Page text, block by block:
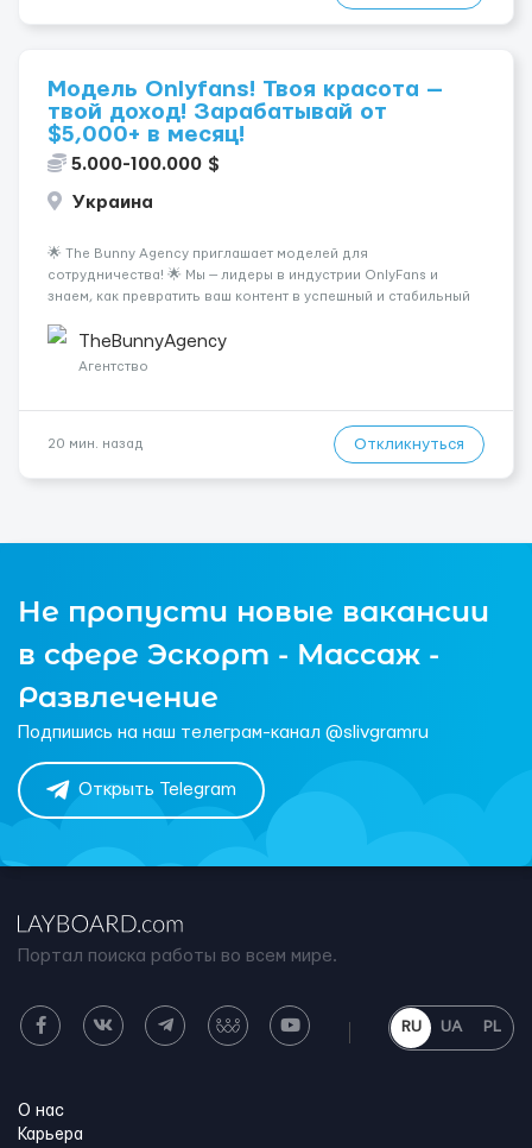
Модель Onlyfans! Твоя красота —
твой доход! Зарабатывай от
$5,000+ в месяц!
5.000-100.000 $
Украина
🌟 The Bunny Agency приглашает моделей для
сотрудничества! 🌟 Мы — лидеры в индустрии OnlyFans и
знаем, как превратить ваш контент в успешный и стабильный
готовы к долгосрочному сотрудничеству, у вас есть
уникальная возможность ...
TheBunnyAgency
Агентство
20 мин. назад Откликнуться
Не пропусти новые вакансии
в сфере Эскорт - Массаж -
Развлечение
Подпишись на наш телеграм-канал @slivgramru
Открыть Telegram
Портал поиска работы во всем мире.
RU UA PL
О нас
Карьера